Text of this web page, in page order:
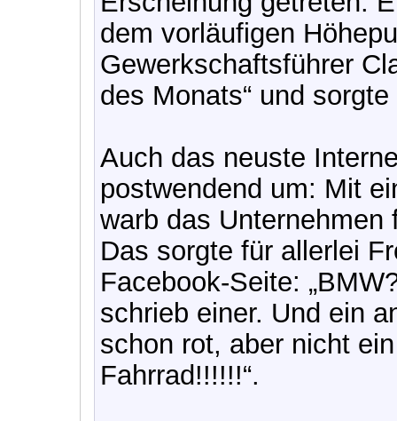
dem vorläufigen
Gewerkschaftsführer
des Monats“ und
Auch das neuste
postwendend um: Mit
warb das Unternehmen
Das sorgte für allerlei
Facebook-Seite:
schrieb einer. Und ein
schon rot, aber nicht
Fahrrad!!!!!!“.